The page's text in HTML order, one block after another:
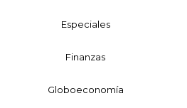
Especiales
Finanzas
Globoeconomía